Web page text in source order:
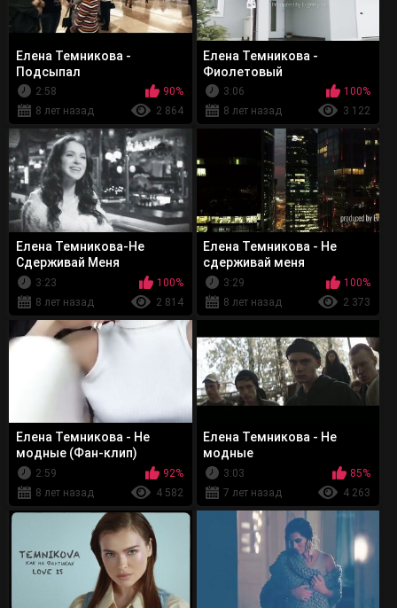
Елена Темникова -
Подсыпал
2:58
90%
8 лет назад
2 864
Елена Темникова -
Фиолетовый
3:06
100%
8 лет назад
3 122
Елена Темникова-Не
Сдерживай Меня
3:23
100%
8 лет назад
2 814
Елена Темникова - Не
сдерживай меня
3:29
100%
8 лет назад
2 373
Елена Темникова - Не
модные (Фан-клип)
2:59
92%
8 лет назад
4 582
Елена Темникова - Не
модные
3:03
85%
7 лет назад
4 263